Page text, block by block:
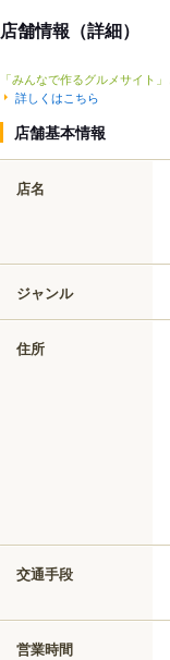
店舗情報（詳細）
「みんなで作るグルメサイト
詳しくはこちら
店舗基本情報
店名
ジャンル
住所
交通手段
営業時間